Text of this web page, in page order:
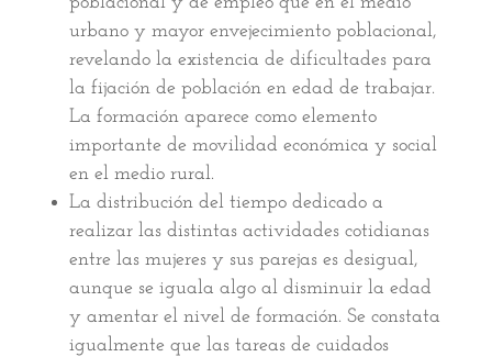
urbano y mayor envejecimiento poblacional,
revelando la existencia de dificultades para
la fijación de población en edad de trabajar.
La formación aparece como elemento
importante de movilidad económica y social
en el medio rural.
La distribución del tiempo dedicado a
realizar las distintas actividades cotidianas
entre las mujeres y sus parejas es desigual,
aunque se iguala algo al disminuir la edad
y amentar el nivel de formación. Se constata
igualmente que las tareas de cuidados